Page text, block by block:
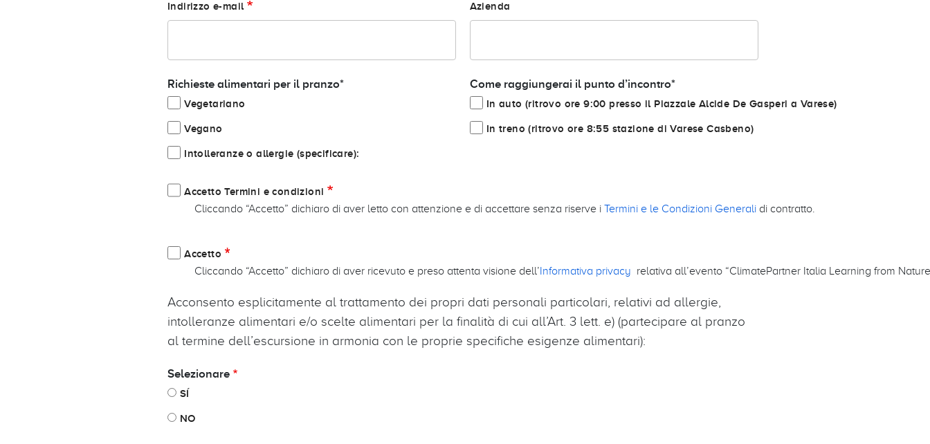
Indirizzo e-mail Azienda
Richieste alimentari per il pranzo*
Vegetariano
Vegano
Intolleranze o allergie (specificare):
Come raggiungerai il punto d’incontro*
In auto (ritrovo ore 9:00 presso il Piazzale Alcide De Gasperi a Varese)
In treno (ritrovo ore 8:55 stazione di Varese Casbeno)
Accetto Termini e condizioni
Cliccando “Accetto” dichiaro di aver letto con attenzione e di accettare senza riserve iTermini e le Condizioni Generali di contratto.
Accetto
Cliccando “Accetto” dichiaro di aver ricevuto e preso attenta visione dell’Informativa privacy relativa all’evento “ClimatePartner Italia Learning from
Acconsento esplicitamente al trattamento dei propri dati personali particolari, relativi ad allergie,
intolleranze alimentari e/o scelte alimentari per la finalità di cui all’Art. 3 lett. e) (partecipare al pranzo
al termine dell’escursione in armonia con le proprie specifiche esigenze alimentari):
Selezionare
SÍ
NO